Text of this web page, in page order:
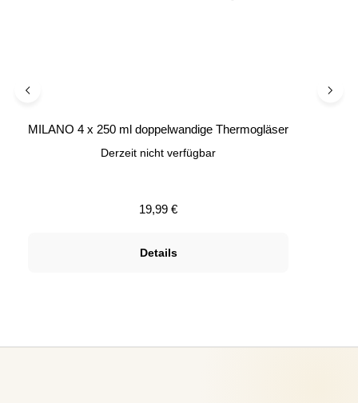
MILANO 4 x 250 ml doppelwandige Thermogläser
Derzeit nicht verfügbar
Regulärer Preis:
19,99 €
Details